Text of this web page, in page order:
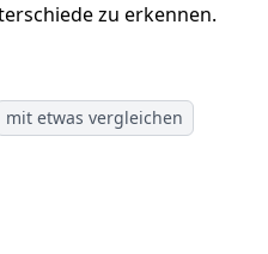
zu erkennen.
mit etwas vergleichen